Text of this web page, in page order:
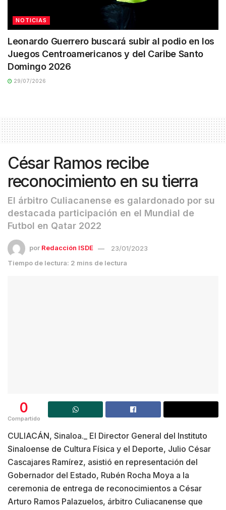
NOTICIAS
Leonardo Guerrero buscará subir al podio en los
Juegos Centroamericanos y del Caribe Santo
Domingo 2026
29/07/2026
César Ramos recibe
reconocimiento en su tierra
El árbitro Culiacanense es galardonado por su
destacada participación en el Mundial de
Futbol en Qatar 2022
por Redacción ISDE
23/01/2023
Tiempo de lectura: 2 mins de lectura
0
Compartido
CULIACÁN, Sinaloa._ El Director General del Instituto
Sinaloense de Cultura Física y el Deporte, Julio César
Cascajares Ramírez, asistió en representación del
Gobernador del Estado, Rubén Rocha Moya a la
ceremonia de entrega de reconocimientos a César
Arturo Ramos Palazuelos, árbitro Culiacanense que